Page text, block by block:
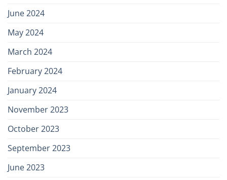
June 2024
May 2024
March 2024
February 2024
January 2024
November 2023
October 2023
September 2023
June 2023